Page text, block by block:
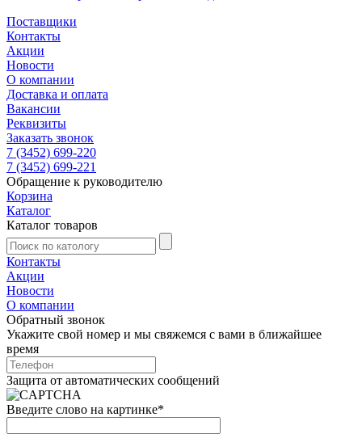
Поставщики
Контакты
Акции
Новости
О компании
Доставка и оплата
Вакансии
Реквизиты
Заказать звонок
7 (3452) 699-220
7 (3452) 699-221
Обращение к руководителю
Корзина
Каталог
Каталог товаров
Контакты
Акции
Новости
О компании
Обратный звонок
Укажите свой номер и мы свяжемся с вами в ближайшее
время
Защита от автоматических сообщений
Введите слово на картинке*